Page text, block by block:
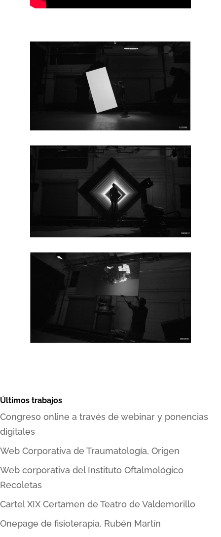
Últimos trabajos
Congreso online a través de webinar y ponencias
digitales
Web Corporativa de Traumatología, Origen
Web corporativa del Instituto Oftalmológico
Recoletas
Cartel XIX Certamen de Teatro de Valdemorillo
Onepage de fisioterapia, Rubén Martín